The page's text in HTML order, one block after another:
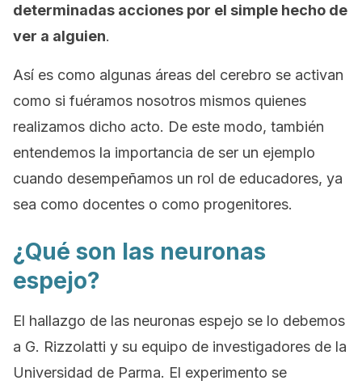
determinadas acciones por el simple hecho de
ver a alguien.
Así es como algunas áreas del cerebro se activan
como si fuéramos nosotros mismos quienes
realizamos dicho acto. De este modo, también
entendemos la importancia de ser un ejemplo
cuando desempeñamos un rol de educadores, ya
sea como docentes o como progenitores.
¿Qué son las neuronas
espejo?
El hallazgo de las neuronas espejo se lo debemos
a G. Rizzolatti y su equipo de investigadores de la
Universidad de Parma. El experimento se